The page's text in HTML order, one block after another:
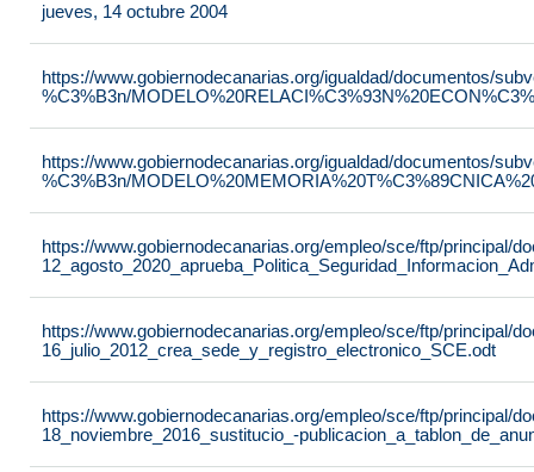
jueves, 14 octubre 2004
https://www.gobiernodecanarias.org/igualdad/documentos/
%C3%B3n/
https://www.gobiernodecanarias.org/igualdad/documentos/
%C3%B3n/
https://www.gobiernodecanarias.org/empleo/sce/ftp/principal/
https://www.gobiernodecanarias.org/empleo/sce/ftp/principal/
16_julio_2012_crea_sede_y_registro_electronico_SCE.odt
https://www.gobiernodecanarias.org/empleo/sce/ftp/principal/
18_noviembre_2016_sustitucio_-